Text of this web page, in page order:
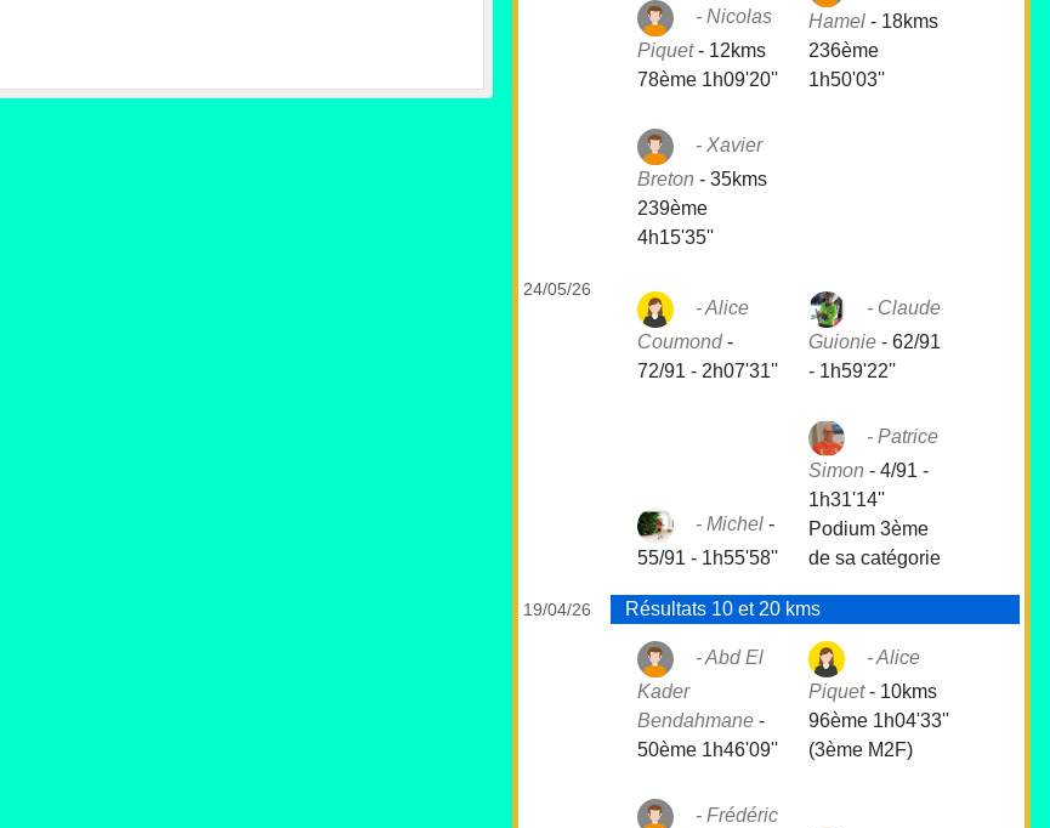
Nicolas
Piquet- 12kms
78ème 1h09'20''
Hamel- 18kms
236ème
1h50'03''
Xavier
Breton -35kms
239ème
4h15'35''
24/05/26
Alice
Coumond-
72/91 - 2h07'31''
Claude
Guionie- 62/91
- 1h59'22''
Michel -
55/91 - 1h55'58''
Patrice
Simon - 4/91 -
1h31'14''
Podium 3ème
de sa catégorie
19/04/26 Résultats 10 et 20 kms
Abd El
Kader
Bendahmane -
50ème 1h46'09''
Alice
Piquet- 10kms
96ème 1h04'33''
(3ème M2F)
Frédéric